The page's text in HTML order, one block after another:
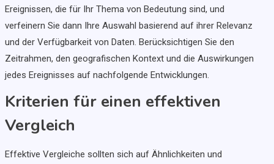
Ereignissen, die für Ihr Thema von Bedeutung sind, und
verfeinern Sie dann Ihre Auswahl basierend auf ihrer Relevanz
und der Verfügbarkeit von Daten. Berücksichtigen Sie den
Zeitrahmen, den geografischen Kontext und die Auswirkungen
jedes Ereignisses auf nachfolgende Entwicklungen.
Kriterien für einen effektiven
Vergleich
Effektive Vergleiche sollten sich auf Ähnlichkeiten und